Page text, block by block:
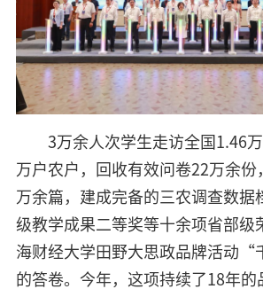
3万余人次学生走访全国1.46
万户农户，回收有效问卷22万余份
万余篇，建成完备的三农调查数据
级教学成果二等奖等十余项省部
海财经大学田野大思政品牌活动“
的答卷。今年，这项持续了18年的